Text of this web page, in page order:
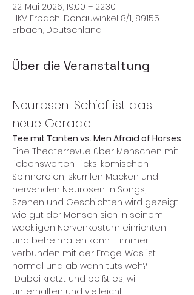
22. Mai 2026, 19:00 – 22:30
HKV Erbach, Donauwinkel 8/1, 89155
Erbach, Deutschland
Über die Veranstaltung
Neurosen. Schief ist das
neue Gerade
Tee mit Tanten vs. Men Afraid of Horses
​Eine Theaterrevue über Menschen mit
liebenswerten Ticks, komischen
Spinnereien, skurrilen Macken und
nervenden Neurosen. In Songs,
Szenen und Geschichten wird gezeigt,
wie gut der Mensch sich in seinem
wackligen Nervenkostüm einrichten
und beheimaten kann – immer
verbunden mit der Frage: Was ist
normal und ab wann tuts weh?
Dabei kratzt und beißt es, will
unterhalten und vielleicht